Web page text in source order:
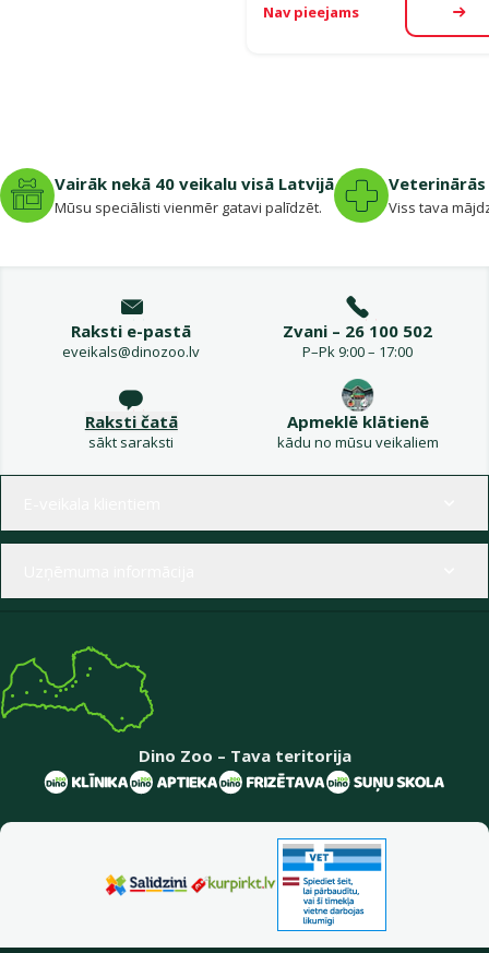
Nav pieejams
Vairāk nekā 40 veikalu visā Latvijā
Mūsu speciālisti vienmēr gatavi palīdzēt. Viss tava
Raksti e-pastā
eveikals@dinozoo.lv
Zvani – 26 100 502
P–Pk 9:00 – 17:00
Raksti čatā
sākt saraksti
Apmeklē klātienē
kādu no mūsu veikaliem
Dino Zoo – Tava teritorija